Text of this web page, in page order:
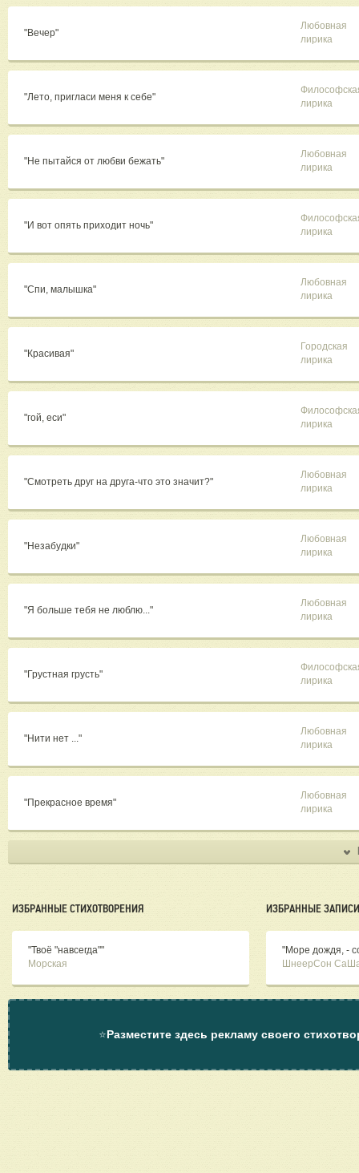
"Вечер"
Любовная
лирика
"Лето, пригласи меня к себе"
лирика
"Не пытайся от любви бежать"
Любовная
лирика
"И вот опять приходит ночь"
лирика
"Спи, малышка"
Любовная
лирика
"Красивая"
Городская
лирика
"гой, еси"
лирика
"Смотреть друг на друга-что это значит?"
Любовная
лирика
"Незабудки"
Любовная
лирика
"Я больше тебя не люблю..."
Любовная
лирика
"Грустная грусть"
лирика
"Нити нет ..."
Любовная
лирика
"Прекрасное время"
Любовная
лирика
ИЗБРАННЫЕ СТИХОТВОРЕНИЯ
"Твоё "навсегда""
Морская
ИЗБРАННЫЕ
"Море дождя, -
ШнеерСон
⭐Разместите здесь рекламу своего